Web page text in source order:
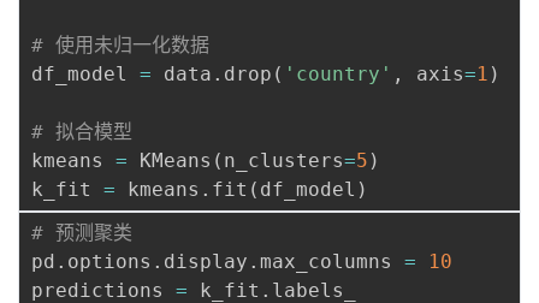
# 使用未归一化数据
df_model = data . drop ( 'country' , axis=1 )
# 拟合模型
kmeans = KMeans ( n_clusters=5 )
k_fit = kmeans . fit ( df_model )
# 预测聚类
pd . options . display . max_columns =
10
predictions = k_fit . labels_